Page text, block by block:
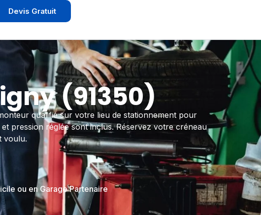
Devis Gratuit
(91350)
qualifié sur votre lieu de stationnement pour
pression réglée sont inclus. Réservez votre créneau
voulu.
ou en Garage Partenaire